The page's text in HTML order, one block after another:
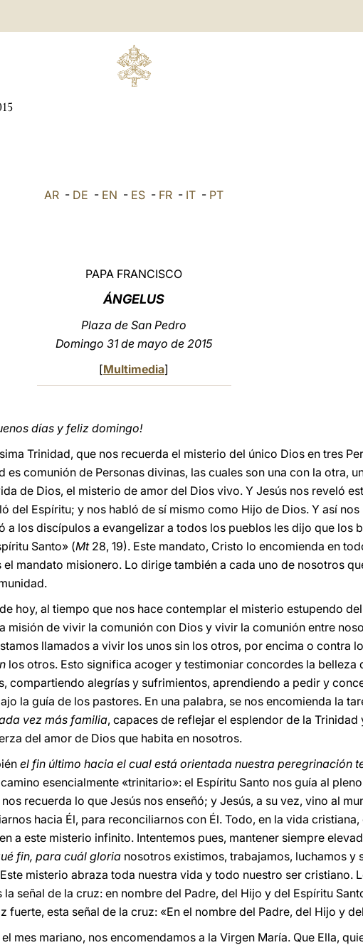
AR - DE - EN - ES - FR - IT - PT
PAPA FRANCISCO
ÁNGELUS
Plaza de San Pedro
Domingo 31 de mayo de 2015
[Multimedia]
días y feliz domingo!
Trinidad, que nos recuerda el misterio del único Dios en tres
es comunión de Personas divinas, las cuales son una con la otra,
de Dios, el misterio de amor del Dios vivo. Y Jesús nos reveló
del Espíritu; y nos habló de sí mismo como Hijo de Dios. Y así nos
a los discípulos a evangelizar a todos los pueblos les dijo que los
Santo» (Mt28, 19). Este mandato, Cristo lo encomienda en
mandato misionero. Lo dirige también a cada uno de nosotros
hoy, al tiempo que nos hace contemplar el misterio estupendo
misión de vivir la comunión con Dios y vivir la comunión entre
llamados a vivir los unos sin los otros, por encima o contra
los otros. Esto significa acoger y testimoniar concordes la belleza
compartiendo alegrías y sufrimientos, aprendiendo a pedir y
la guía de los pastores. En una palabra, se nos encomienda la
vez más familia, capaces de reflejar el esplendor de la Trinidad
del amor de Dios que habita en nosotros.
el fin último hacia el cual está orientada nuestra peregrinación
esencialmente «trinitario»: el Espíritu Santo nos guía al
recuerda lo que Jesús nos enseñó; y Jesús, a su vez, vino al
hacia Él, para reconciliarnos con Él. Todo, en la vida
a este misterio infinito. Intentemos pues, mantener siempre
fin, para cuál gloria nosotros existimos, trabajamos, luchamos y
misterio abraza toda nuestra vida y todo nuestro ser cristiano.
señal de la cruz: en nombre del Padre, del Hijo y del Espíritu
fuerte, esta señal de la cruz: «En el nombre del Padre, del Hijo y
mes mariano, nos encomendamos a la Virgen María. Que Ella,